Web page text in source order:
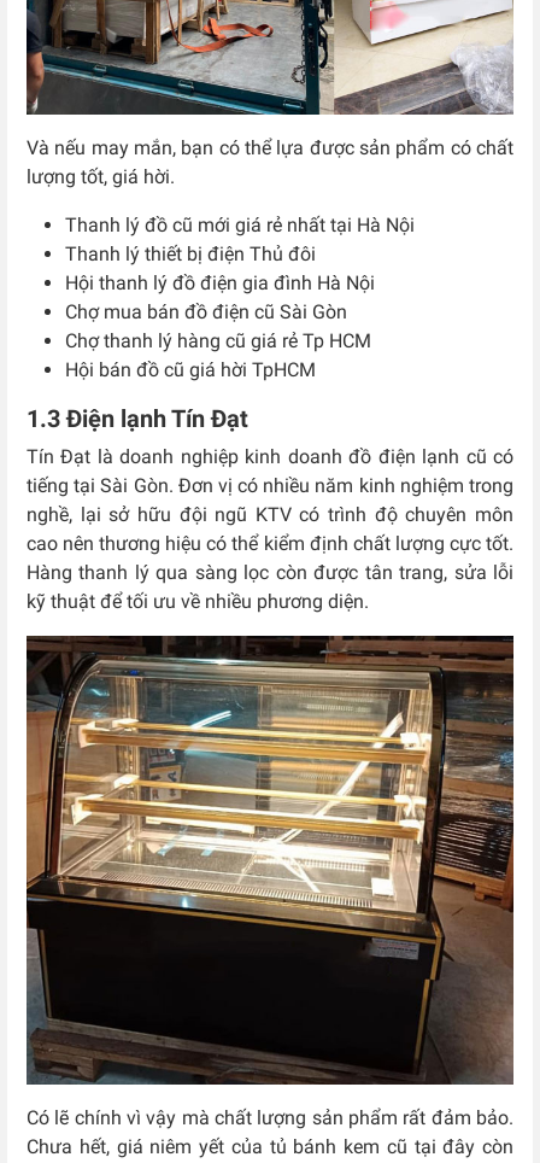
Và nếu may mắn, bạn có thể lựa được sản phẩm có chất
lượng tốt, giá hời.
Thanh lý đồ cũ mới giá rẻ nhất tại Hà Nội
Thanh lý thiết bị điện Thủ đôi
Hội thanh lý đồ điện gia đình Hà Nội
Chợ mua bán đồ điện cũ Sài Gòn
Chợ thanh lý hàng cũ giá rẻ Tp HCM
Hội bán đồ cũ giá hời TpHCM
1.3 Điện lạnh Tín Đạt
Tín Đạt là doanh nghiệp kinh doanh đồ điện lạnh cũ có
tiếng tại Sài Gòn. Đơn vị có nhiều năm kinh nghiệm trong
nghề, lại sở hữu đội ngũ KTV có trình độ chuyên môn
cao nên thương hiệu có thể kiểm định chất lượng cực tốt.
Hàng thanh lý qua sàng lọc còn được tân trang, sửa lỗi
kỹ thuật để tối ưu về nhiều phương diện.
Có lẽ chính vì vậy mà chất lượng sản phẩm rất đảm bảo.
Chưa hết, giá niêm yết của tủ bánh kem cũ tại đây còn